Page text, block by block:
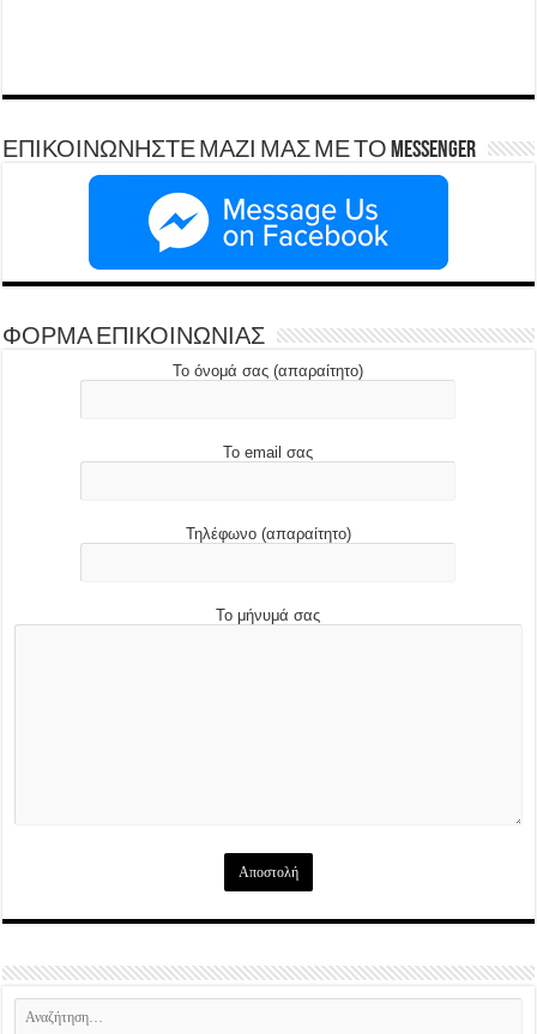
ΕΠΙΚΟΙΝΩΝΗΣΤΕ ΜΑΖΙ ΜΑΣ ΜΕ ΤΟ Messenger
ΦΟΡΜΑ ΕΠΙΚΟΙΝΩΝΙΑΣ
Το όνομά σας (απαραίτητο)
Το email σας
Τηλέφωνο (απαραίτητο)
Το μήνυμά σας